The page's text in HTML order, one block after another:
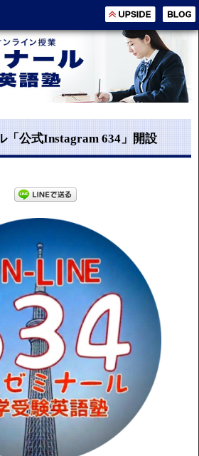
「公式Instagram 634」開設